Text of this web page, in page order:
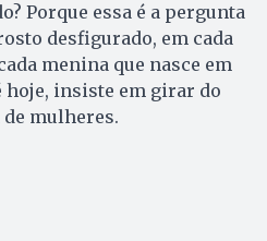
Porque essa é a pergunta
desfigurado, em cada
menina que nasce em
hoje, insiste em girar do
de mulheres.